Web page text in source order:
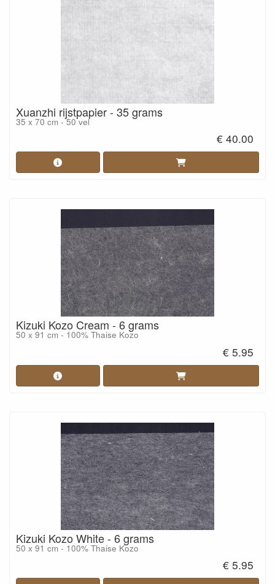
Xuanzhi rijstpapier - 35 grams
35 x 70 cm - 50 vel
€ 40.00
Kizuki Kozo Cream - 6 grams
50 x 91 cm - 100% Thaise Kozo
€ 5.95
Kizuki Kozo White - 6 grams
50 x 91 cm - 100% Thaise Kozo
€ 5.95